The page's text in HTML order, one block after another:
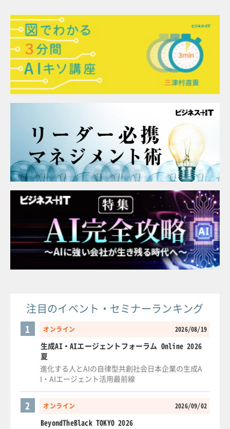
注目のイベント・セミナーランキング
オンライン 2026/08/19
1
生成AI・AIエージェントフォーラム Online 2026
夏
進化する人とAIの自律型共創社会日本企業の生成A
I・AIエージェント活用最前線
オンライン 2026/09/02
2
BeyondTheBlack TOKYO 2026